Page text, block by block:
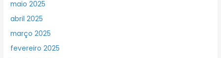
maio 2025
abril 2025
março 2025
fevereiro 2025